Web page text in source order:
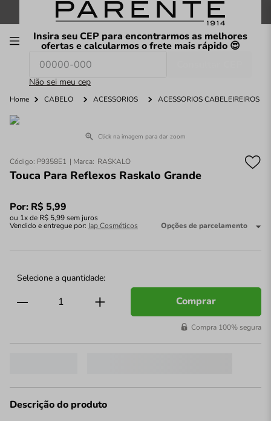
FRETE GRÁTIS nas compras a partir de R$199
Insira seu CEP para encontrarmos as melhores
ofertas e calcularmos o frete mais rápido 😍
Não sei meu cep
O que você procura hoje?
Home CABELO ACESSÓRIOS ACESSÓRIOS CABELEIREIROS
Click na imagem para dar zoom
Código: P9358E1 RASKALO
Touca Para Reflexos Raskalo Grande
Por: R$ 5,99
ou 1x de R$ 5,99sem juros
Vendido e entregue por: Iap Cosméticos Opções de parcelamento
Comprar
Compra 100% segura
Descrição do produto